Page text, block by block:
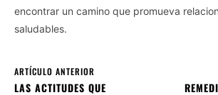
encontrar un camino que promueva
saludables.
ARTÍCULO ANTERIOR
LAS ACTITUDES QUE